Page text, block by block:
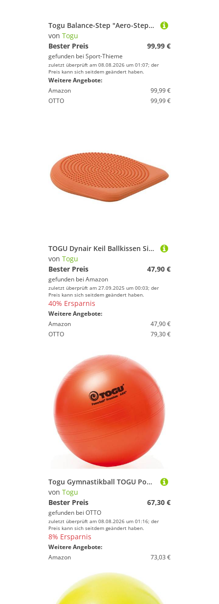
Togu Balance-Step "Aero-Step", Blau
von Togu
Bester Preis
99,99 €
gefunden bei Sport-Thieme
zuletzt überprüft am 08.08.2026 um 01:07; der
Preis kann sich seitdem geändert haben.
Weitere Angebote:
Amazon
99,99 €
OTTO
99,99 €
TOGU Dynair Keil Ballkissen Sitzkissen (Das Original) Premium
von Togu
Bester Preis
47,90 €
gefunden bei Amazon
zuletzt überprüft am 27.09.2025 um 00:03; der
Preis kann sich seitdem geändert haben.
40% Ersparnis
Weitere Angebote:
Amazon
47,90 €
OTTO
79,30 €
Togu Gymnastikball TOGU Powerball® Premium ABS® aktiv&gesund 75 cm
von Togu
Bester Preis
67,30 €
gefunden bei OTTO
zuletzt überprüft am 08.08.2026 um 01:16; der
Preis kann sich seitdem geändert haben.
8% Ersparnis
Weitere Angebote:
Amazon
73,03 €